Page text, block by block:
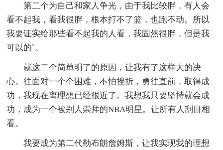
第二个为自己和家人争光，由于我比较胖，有人会
看不起我，看我很胖，根本打不了篮，也跑不动。所以
我要证实给那些看不起我的人看，我固然很胖，但是我
可以的`。
就这二个简单明了的原因，让我有了这样大的决
心。往面对一个个困难，不怕挫折，勇往直前，取得成
功，我现在离理想已经很近了。我想我只要坚持就会成
功，成为一个被别人崇拜的NBA明星。让所有人刮目相
看。
我要成为第二代勒布朗詹姆斯，让我实现我的理想